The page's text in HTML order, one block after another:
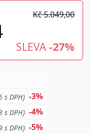
Kč 5.049,00
SLEVA -27%
s DPH) -3%
s DPH) -4%
s DPH) -5%